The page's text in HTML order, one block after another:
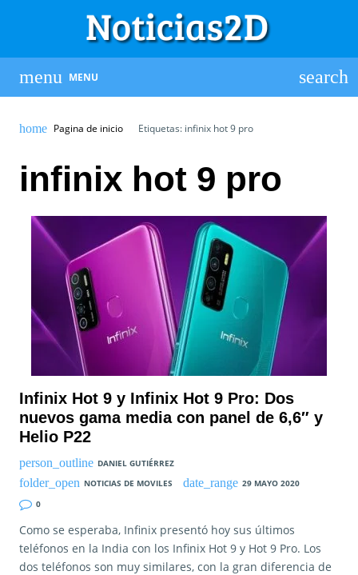
MENU
Pagina de inicio Etiquetas: infinix hot 9 pro
infinix hot 9 pro
Infinix Hot 9 y Infinix Hot 9 Pro: Dos
nuevos gama media con panel de 6,6″ y
Helio P22
DANIEL GUTIÉRREZ
NOTICIAS DE MOVILES
29 MAYO 2020
0
Como se esperaba, Infinix presentó hoy sus últimos
teléfonos en la India con los Infinix Hot 9 y Hot 9 Pro. Los
dos teléfonos son muy similares, con la gran diferencia de